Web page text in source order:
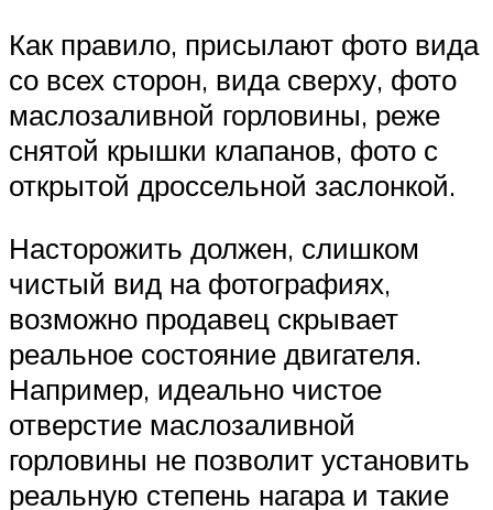
Как правило, присылают фото вида
со всех сторон, вида сверху, фото
маслозаливной горловины, реже
снятой крышки клапанов, фото с
открытой дроссельной заслонкой.
Насторожить должен, слишком
чистый вид на фотографиях,
возможно продавец скрывает
реальное состояние двигателя.
Например, идеально чистое
отверстие маслозаливной
горловины не позволит установить
реальную степень нагара и такие